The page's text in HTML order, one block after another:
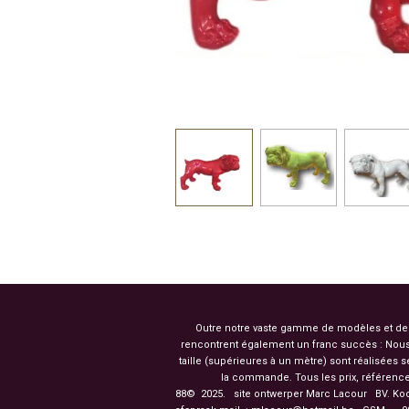
Outre notre vaste gamme de modèles et
rencontrent également un franc succès :
taille (supérieures à un mètre) sont réalisées
la commande. Tous les prix,
88© 2025. site ontwerper Marc Lacour BV.